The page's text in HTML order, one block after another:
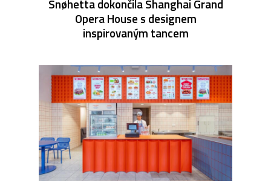
Snøhetta dokončila Shanghai Grand
Opera House s designem
inspirovaným tancem